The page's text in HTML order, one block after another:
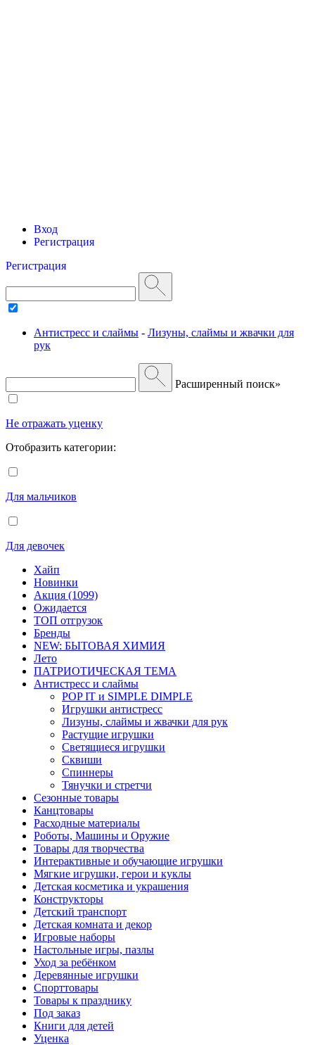
Вход
Регистрация
Регистрация
Антистресс и слаймы - Лизуны, слаймы и жвачки для
рук
Расширенный поиск»
Не отражать уценку
Отобразить категории:
Для мальчиков
Для девочек
Хайп
Новинки
Акция (1099)
Ожидается
ТОП отгрузок
Бренды
NEW: БЫТОВАЯ ХИМИЯ
Лето
ПАТРИОТИЧЕСКАЯ ТЕМА
Антистресс и слаймы
POP IT и SIMPLE DIMPLE
Игрушки антистресс
Лизуны, слаймы и жвачки для рук
Растущие игрушки
Светящиеся игрушки
Сквиши
Спиннеры
Тянучки и стретчи
Сезонные товары
Канцтовары
Расходные материалы
Роботы, Машины и Оружие
Товары для творчества
Интерактивные и обучающие игрушки
Мягкие игрушки, герои и куклы
Детская косметика и украшения
Конструкторы
Детский транспорт
Детская комната и декор
Игровые наборы
Настольные игры, пазлы
Уход за ребёнком
Деревянные игрушки
Спорттовары
Товары к празднику
Под заказ
Книги для детей
Уценка